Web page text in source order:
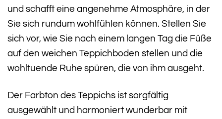
und schafft eine angenehme Atmosphäre, in der
Sie sich rundum wohlfühlen können. Stellen Sie
sich vor, wie Sie nach einem langen Tag die Füße
auf den weichen Teppichboden stellen und die
wohltuende Ruhe spüren, die von ihm ausgeht.
Der Farbton des Teppichs ist sorgfältig
ausgewählt und harmoniert wunderbar mit